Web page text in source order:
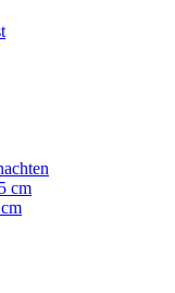
cm